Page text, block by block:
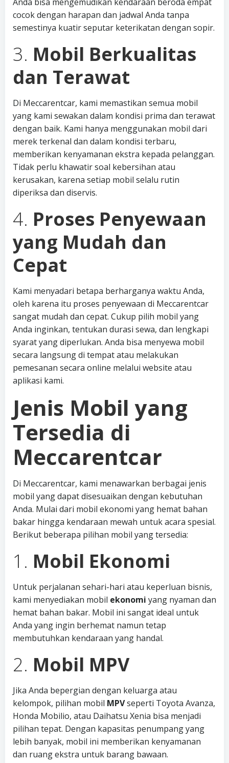
cocok dengan harapan dan jadwal Anda tanpa
semestinya kuatir seputar keterikatan dengan sopir.
3. Mobil Berkualitas
dan Terawat
Di Meccarentcar, kami memastikan semua mobil
yang kami sewakan dalam kondisi prima dan terawat
dengan baik. Kami hanya menggunakan mobil dari
merek terkenal dan dalam kondisi terbaru,
memberikan kenyamanan ekstra kepada pelanggan.
Tidak perlu khawatir soal kebersihan atau
kerusakan, karena setiap mobil selalu rutin
diperiksa dan diservis.
4. Proses Penyewaan
yang Mudah dan
Cepat
Kami menyadari betapa berharganya waktu Anda,
oleh karena itu proses penyewaan di Meccarentcar
sangat mudah dan cepat. Cukup pilih mobil yang
Anda inginkan, tentukan durasi sewa, dan lengkapi
syarat yang diperlukan. Anda bisa menyewa mobil
secara langsung di tempat atau melakukan
pemesanan secara online melalui website atau
aplikasi kami.
Jenis Mobil yang
Tersedia di
Meccarentcar
Di Meccarentcar, kami menawarkan berbagai jenis
mobil yang dapat disesuaikan dengan kebutuhan
Anda. Mulai dari mobil ekonomi yang hemat bahan
bakar hingga kendaraan mewah untuk acara spesial.
Berikut beberapa pilihan mobil yang tersedia:
1. Mobil Ekonomi
Untuk perjalanan sehari-hari atau keperluan bisnis,
kami menyediakan mobil ekonomi yang nyaman dan
hemat bahan bakar. Mobil ini sangat ideal untuk
Anda yang ingin berhemat namun tetap
membutuhkan kendaraan yang handal.
2. Mobil MPV
Jika Anda bepergian dengan keluarga atau
kelompok, pilihan mobil MPVseperti Toyota Avanza,
Honda Mobilio, atau Daihatsu Xenia bisa menjadi
pilihan tepat. Dengan kapasitas penumpang yang
lebih banyak, mobil ini memberikan kenyamanan
dan ruang ekstra untuk barang bawaan.